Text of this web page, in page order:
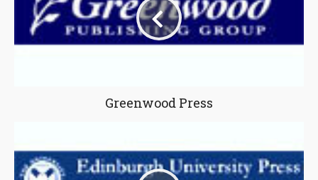
Greenwood Press